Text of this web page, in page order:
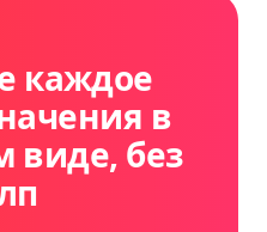
каждое
в
виде, без